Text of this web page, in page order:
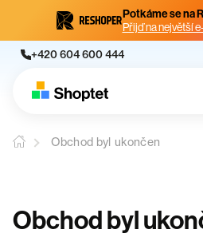
Potkáme se na
Přijď na největší
+420 604 600 444
Obchod byl ukončen
Obchod byl